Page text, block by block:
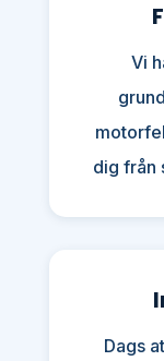
Vi
dig från
Dags